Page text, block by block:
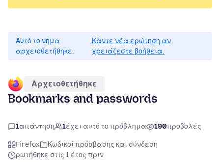
Αυτό το νήμα
αρχειοθετήθηκε.
Κάντε νέα ερώτηση αν
χρειάζεστε βοήθεια.
Αρχειοθετήθηκε
Bookmarks and passwords
1απάντηση 1έχει αυτό το πρόβλημα 190προβολές
Firefox
Κωδικοί πρόσβασης και σύνδεση
ρωτήθηκε στις 1 έτος πριν